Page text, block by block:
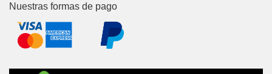
Nuestras formas de pago